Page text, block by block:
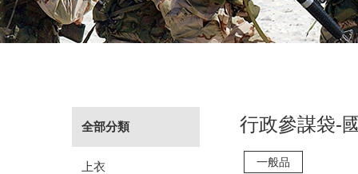
全部分類
上衣
行政參謀袋-
一般品